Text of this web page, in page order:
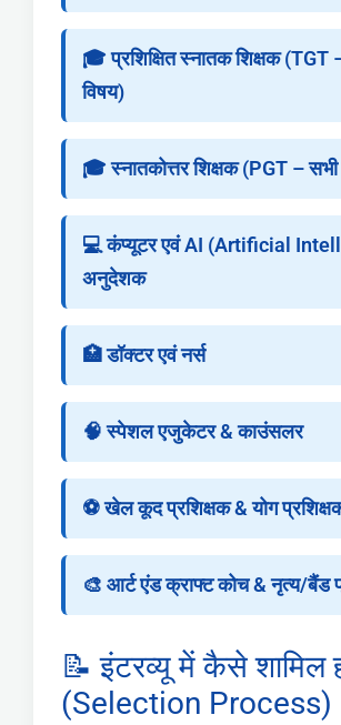
🎓 प्रशिक्षित स्नातक शिक्षक (TGT
विषय)
🎓 स्नातकोत्तर शिक्षक (PGT – सभी
💻 कंप्यूटर एवं AI (Artificial
अनुदेशक
🏥 डॉक्टर एवं नर्स
🧠 स्पेशल एजुकेटर & काउंसलर
⚽ खेल कूद प्रशिक्षक & योग
🎨 आर्ट एंड क्राफ्ट कोच & नृत्य/बैंड
📝 इंटरव्यू में कैसे शामिल
(Selection Process)